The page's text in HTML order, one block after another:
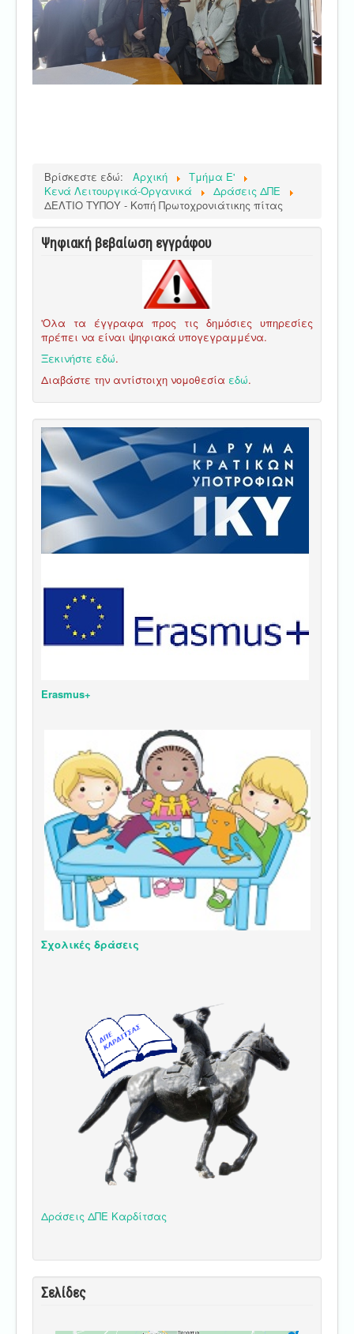
Βρίσκεστε εδώ: Αρχική
Τμήμα E'
Κενά Λειτουργικά-Οργανικά
Δράσεις ΔΠΕ
ΔΕΛΤΙΟ ΤΥΠΟΥ - Κοπή Πρωτοχρονιάτικης πίτας
Ψηφιακή βεβαίωση εγγράφου
'Ολα τα έγγραφα προς τις δημόσιες υπηρεσίες
πρέπει να είναι ψηφιακά υπογεγραμμένα.
Ξεκινήστε εδώ.
Διαβάστε την αντίστοιχη νομοθεσία εδώ.
Erasmus+
Σχολικές δράσεις
Δράσεις ΔΠΕ Καρδίτσας
Σελίδες